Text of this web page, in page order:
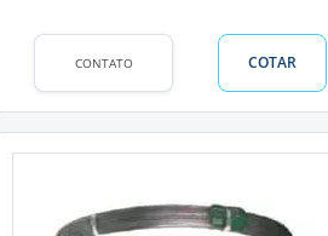
CONTATO COTAR